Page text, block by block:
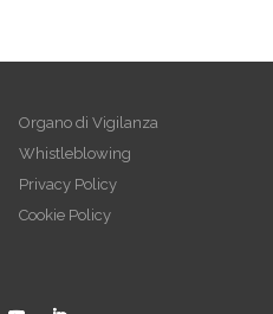
Organo di Vigilanza
Whistleblowing
Privacy Policy
Cookie Policy